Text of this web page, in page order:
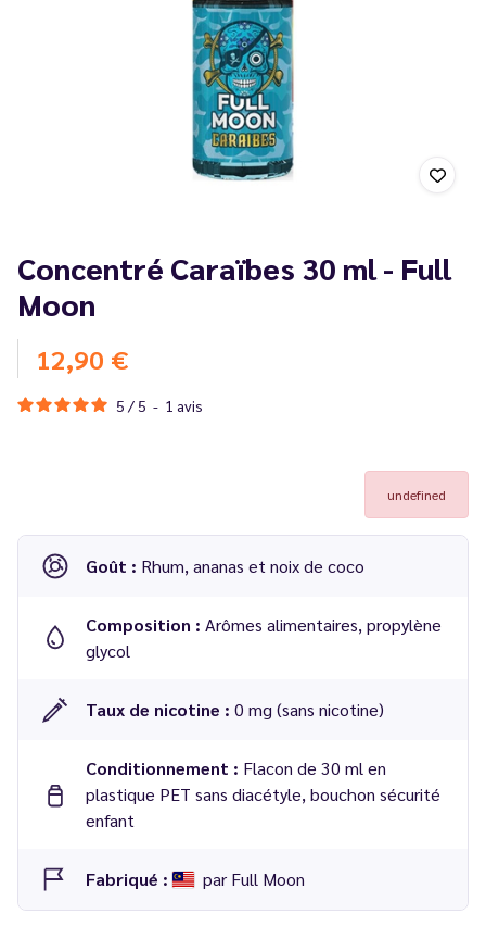
Concentré Caraïbes 30 ml - Full
Moon
12,90 €
5 / 5 - 1 avis
undefined
Goût : Rhum, ananas et noix de coco
Composition : Arômes alimentaires, propylène
glycol
Taux de nicotine : 0 mg (sans nicotine)
Conditionnement : Flacon de 30 ml en
plastique PET sans diacétyle, bouchon sécurité
enfant
Fabriqué : par Full Moon